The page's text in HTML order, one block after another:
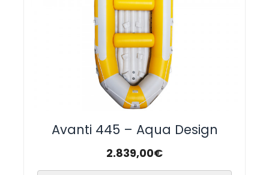
Avanti 445 – Aqua Design
2.839,00€